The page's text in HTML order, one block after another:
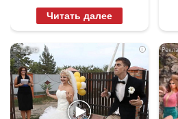
Читать далее
i